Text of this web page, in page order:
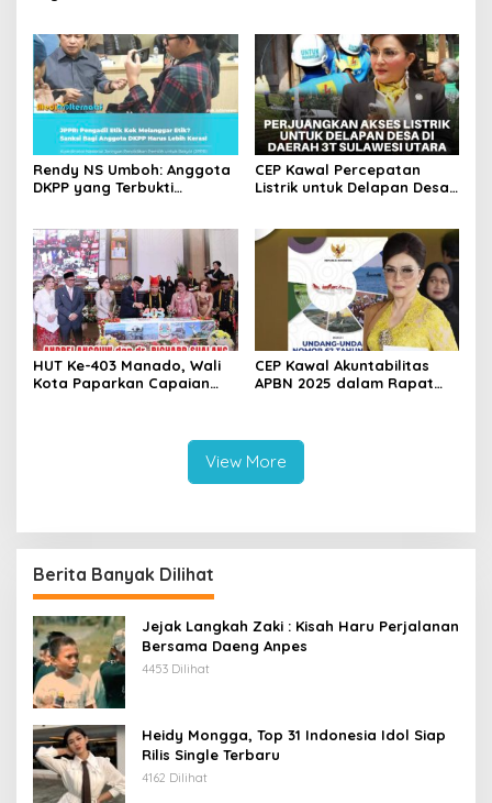
Ditindaklanjuti
Rendy NS Umboh: Anggota
DKPP yang Terbukti
Berat
CEP Kawal Percepatan
Listrik untuk Delapan Desa
Persen
HUT Ke-403 Manado, Wali
Kota Paparkan Capaian
CEP Kawal Akuntabilitas
APBN 2025 dalam Rapat
View More
Berita Banyak Dilihat
Jejak Langkah Zaki : Kisah Haru Perjalanan
Bersama Daeng Anpes
4453 Dilihat
Heidy Mongga, Top 31 Indonesia Idol Siap
Rilis Single Terbaru
4162 Dilihat